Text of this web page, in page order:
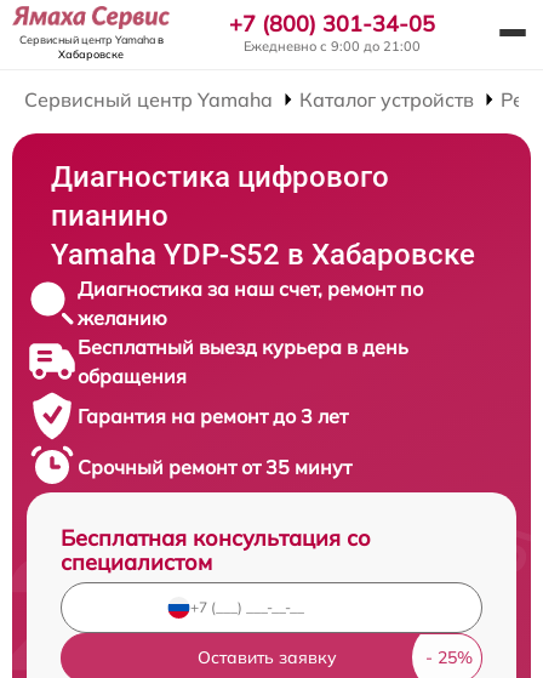
Сервисный центр Yamahaв
Хабаровске
+7 (800) 301-34-05
Ежедневно с 9:00 до 21:00
Сервисный центр Yamaha Каталог устройств
Диагностика цифрового
пианино
Yamaha YDP-S52 в Хабаровске
Диагностика за наш счет, ремонт по
желанию
Бесплатный выезд курьера в день
обращения
Гарантия на ремонт до 3 лет
Срочный ремонт от 35 минут
Бесплатная консультация со
специалистом
Оставить заявку